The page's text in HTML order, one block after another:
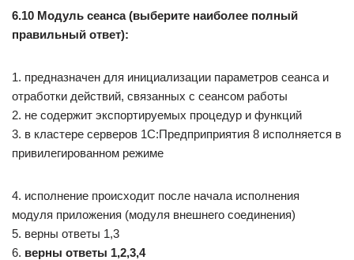
6.10 Модуль сеанса (выберите наиболее полный
правильный ответ):
1. предназначен для инициализации параметров сеанса и
отработки действий, связанных с сеансом работы
2. не содержит экспортируемых процедур и функций
3. в кластере серверов 1С:Предприприятия 8 исполняется в
привилегированном режиме
4. исполнение происходит после начала исполнения
модуля приложения (модуля внешнего соединения)
5. верны ответы 1,3
6. верны ответы 1,2,3,4